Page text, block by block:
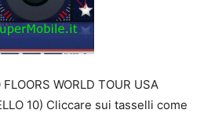
WORLD TOUR USA
10) Cliccare sui tasselli come